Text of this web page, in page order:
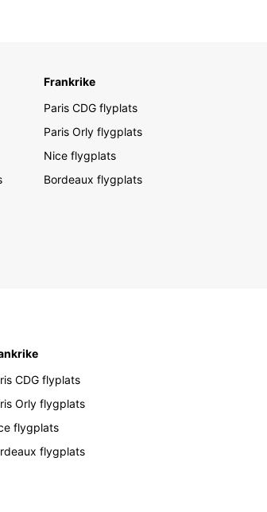
Frankrike
Paris CDG flyplats
Paris Orly flygplats
Nice flygplats
Bordeaux flygplats
CDG flyplats
Orly flygplats
flygplats
flygplats